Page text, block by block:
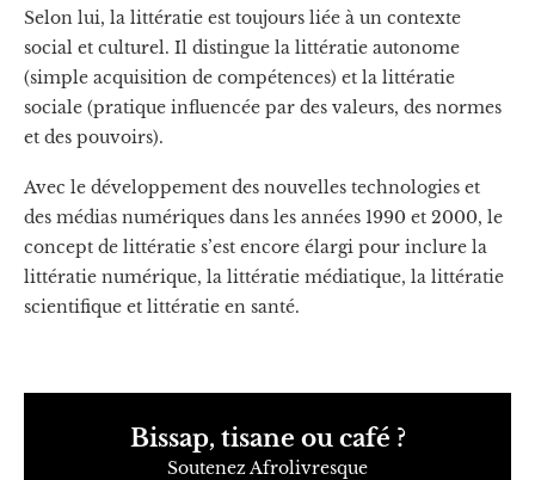
Selon lui, la littératie est toujours liée à un contexte
social et culturel. Il distingue la littératie autonome
(simple acquisition de compétences) et la littératie
sociale (pratique influencée par des valeurs, des normes
et des pouvoirs).
Avec le développement des nouvelles technologies et
des médias numériques dans les années 1990 et 2000, le
concept de littératie s’est encore élargi pour inclure la
littératie numérique, la littératie médiatique, la littératie
scientifique et littératie en santé.
Bissap, tisane ou café ?
Soutenez Afrolivresque